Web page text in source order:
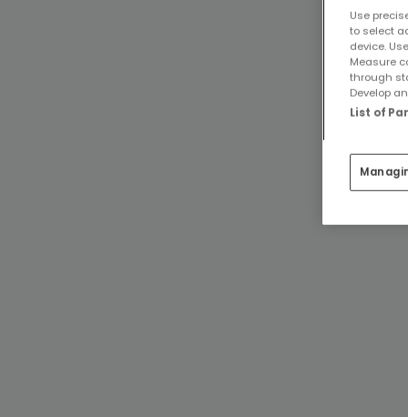
Use
to select
device.
Measure
through
Develop
List of